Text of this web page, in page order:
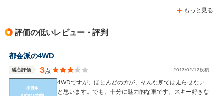
もっと見る
評価の低いレビュー・評判
都会派の4WD
総合評価 3点 2013/02/12投稿
4WDですが、ほとんどの方が、そんな所では走らせない
と思います。でも、十分に魅力的な車です。スキー好きな